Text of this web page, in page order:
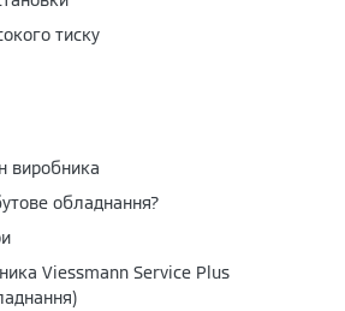
тиску
виробника
обладнання?
Viessmann Service Plus